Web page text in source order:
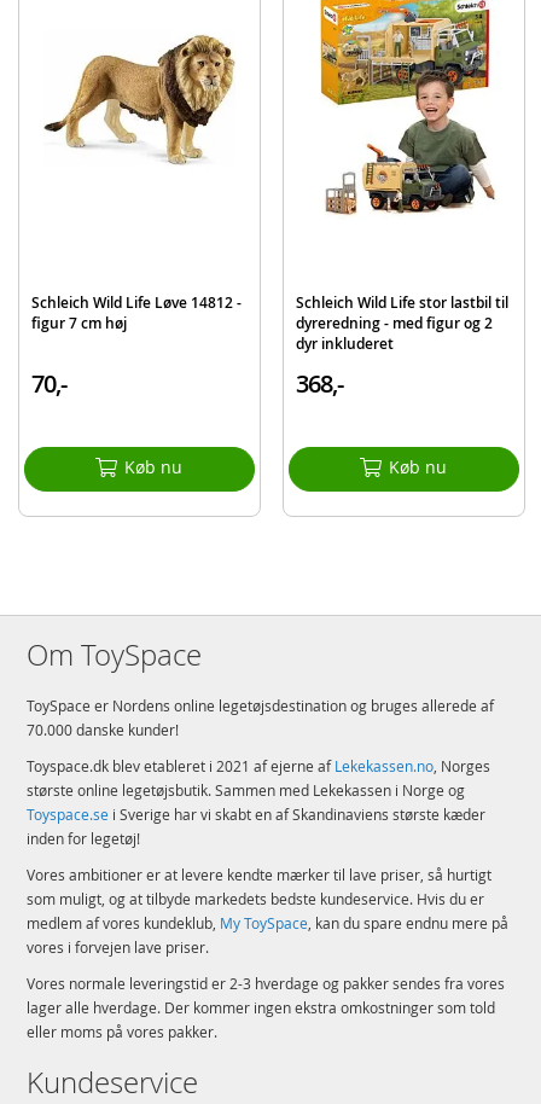
Globalt hjem: Amerika, Kina
Opbevaringsstatus: Ikke truet
Primær bopæl: Floder, moser
Alder: fra 3 år
4005086147270
Schleich Wild Life Løve 14812 -
figur 7 cm høj
70,-
Køb nu
Schleich Wild Life stor lastbil til
dyreredning - med figur og 2
dyr inkluderet
368,-
Køb nu
Om ToySpace
ToySpace er Nordens online legetøjsdestination og bruges allerede af
70.000 danske kunder!
Toyspace.dk blev etableret i 2021 af ejerne afLekekassen.no, Norges
største online legetøjsbutik. Sammen med Lekekassen i Norge og
Toyspace.se i Sverige har vi skabt en af Skandinaviens største kæder
inden for legetøj!
Vores ambitioner er at levere kendte mærker til lave priser, så hurtigt
som muligt, og at tilbyde markedets bedste kundeservice. Hvis du er
medlem af vores kundeklub, My ToySpace, kan du spare endnu mere på
vores i forvejen lave priser.
Vores normale leveringstid er 2-3 hverdage og pakker sendes fra vores
lager alle hverdage. Der kommer ingen ekstra omkostninger som told
eller moms på vores pakker.
Kundeservice